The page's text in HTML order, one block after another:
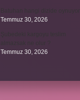
Temmuz 30, 2026
Temmuz 30, 2026